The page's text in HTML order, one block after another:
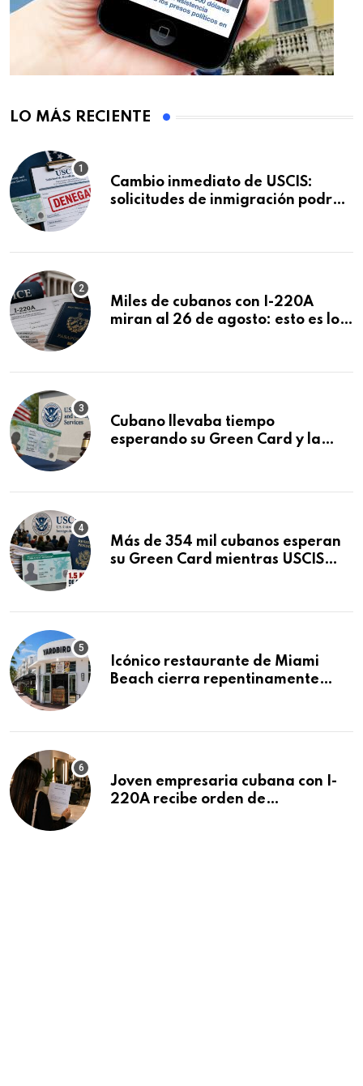
LO MÁS RECIENTE
Cambio inmediato de USCIS:
solicitudes de inmigración podrán
Miles de cubanos con I-220A
miran al 26 de agosto: esto es lo
Cubano llevaba tiempo
esperando su Green Card y la
Más de 354 mil cubanos esperan
su Green Card mientras USCIS
Icónico restaurante de Miami
Beach cierra repentinamente
Joven empresaria cubana con I-
220A recibe orden de